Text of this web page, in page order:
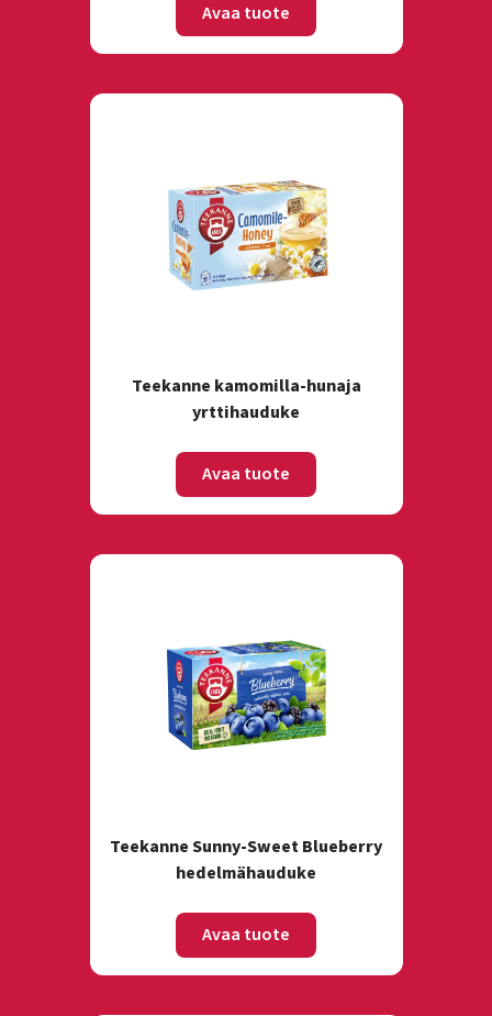
Avaa tuote
Teekanne kamomilla-hunaja
yrttihauduke
Avaa tuote
Teekanne Sunny-Sweet Blueberry
hedelmähauduke
Avaa tuote